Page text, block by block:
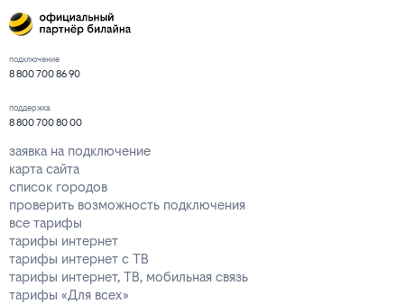
подключение
8 800 700 86 90
поддержка
8 800 700 80 00
заявка на подключение
карта сайта
список городов
проверить возможность подключения
все тарифы
тарифы интернет
тарифы интернет с ТВ
тарифы интернет, ТВ, мобильная связь
тарифы «Для всех»